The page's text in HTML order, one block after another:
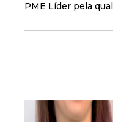
PME Líder pela